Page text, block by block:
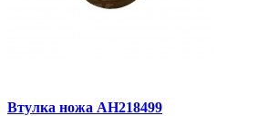
Втулка ножа AH218499